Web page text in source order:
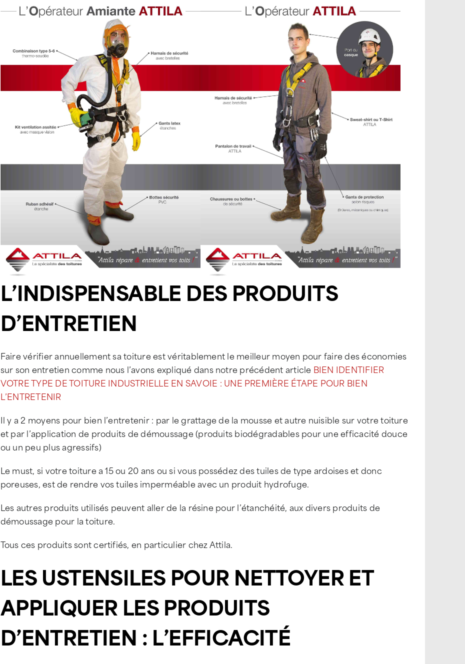
L’INDISPENSABLE DES PRODUITS
D’ENTRETIEN
Faire vérifier annuellement sa toiture est véritablement le meilleur moyen pour faire des économies
sur son entretien comme nous l’avons expliqué dans notre précédent article BIEN IDENTIFIER
VOTRE TYPE DE TOITURE INDUSTRIELLE EN SAVOIE : UNE PREMIÈRE ÉTAPE POUR BIEN
L’ENTRETENIR
Il y a 2 moyens pour bien l’entretenir : par le grattage de la mousse et autre nuisible sur votre toiture
et par l’application de produits de démoussage (produits biodégradables pour une efficacité douce
ou un peu plus agressifs)
Le must, si votre toiture a 15 ou 20 ans ou si vous possédez des tuiles de type ardoises et donc
poreuses, est de rendre vos tuiles imperméable avec un produit hydrofuge.
Les autres produits utilisés peuvent aller de la résine pour l’étanchéité, aux divers produits de
démoussage pour la toiture.
Tous ces produits sont certifiés, en particulier chez Attila.
LES USTENSILES POUR NETTOYER ET
APPLIQUER LES PRODUITS
D’ENTRETIEN : L’EFFICACITÉ